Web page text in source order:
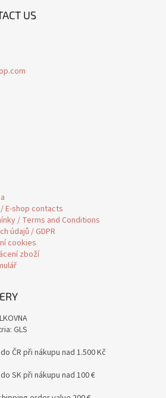
US
E-shop contacts
/ Terms and Conditions
údajů / GDPR
cookies
zboží
GLS
ČR při nákupu nad 1.500 Kč
SK při nákupu nad 100 €